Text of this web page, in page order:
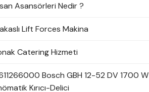
Asansörleri Nedir ?
Lift Forces Makina
Catering Hizmeti
Bosch GBH 12-52 DV 1700 W
Kırıcı-Delici